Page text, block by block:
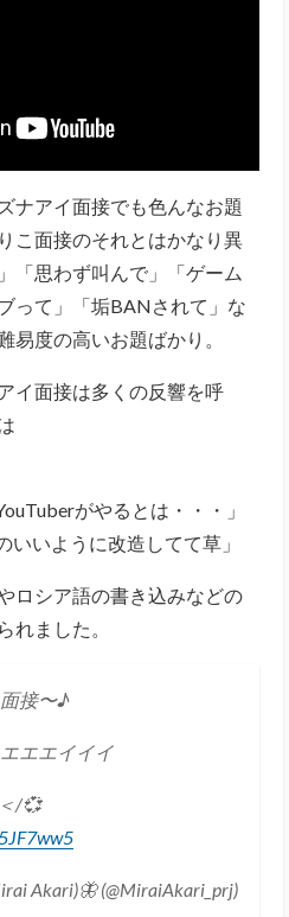
ナアイ面接でも色んなお題
こ面接のそれとはかなり異
「思わず叫んで」「ゲーム
って」「垢BANされて」な
易度の高いお題ばかり。
イ面接は多くの反響を呼
がやるとは・・・」
いいように改造してて草」
ロシア語の書き込みなどの
れました。
接〜♪
エエイイイ
/💞
Akari)🦋 (@MiraiAkari_prj)